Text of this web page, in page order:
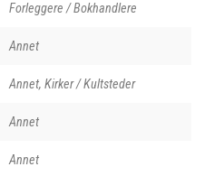
Forleggere / Bokhandlere
Annet
Annet, Kirker / Kultsteder
Annet
Annet